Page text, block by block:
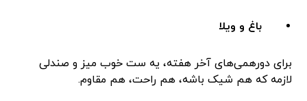
باغ و ویلا
برای دورهمی‌های آخر هفته، یه ست خوب میز و صندلی
لازمه که هم شیک باشه، هم راحت، هم مقاوم.